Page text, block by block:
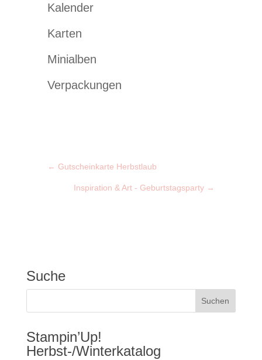
Kalender
Karten
Minialben
Verpackungen
← Gutscheinkarte Herbstlaub
Inspiration & Art - Geburtstagsparty →
Suche
Stampin’Up!
Herbst-/Winterkatalog